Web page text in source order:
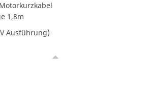
1,8m
Ausführung)